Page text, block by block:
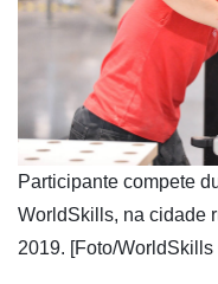
​Participante compete
WorldSkills, na cidade
2019. [Foto/WorldSkills